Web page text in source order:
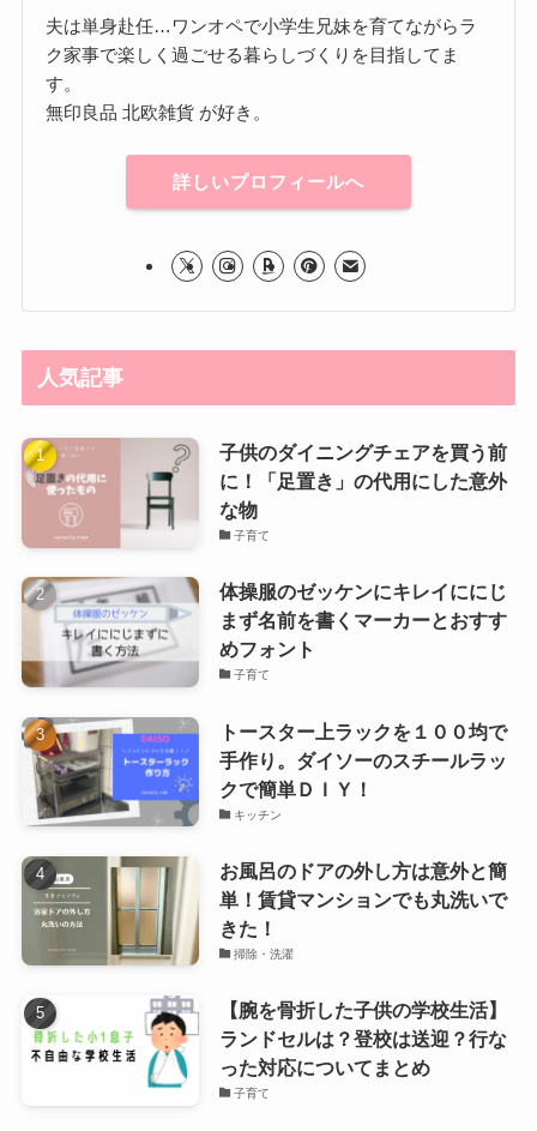
夫は単身赴任…ワンオペで小学生兄妹を育てながらラ
ク家事で楽しく過ごせる暮らしづくりを目指してま
す。
無印良品 北欧雑貨 が好き。
詳しいプロフィールへ
人気記事
子供のダイニングチェアを買う前
に！「足置き」の代用にした意外
な物
子育て
体操服のゼッケンにキレイににじ
まず名前を書くマーカーとおすす
めフォント
子育て
トースター上ラックを１００均で
手作り。ダイソーのスチールラッ
クで簡単ＤＩＹ！
キッチン
お風呂のドアの外し方は意外と簡
単！賃貸マンションでも丸洗いで
きた！
掃除・洗濯
【腕を骨折した子供の学校生活】
ランドセルは？登校は送迎？行な
った対応についてまとめ
子育て